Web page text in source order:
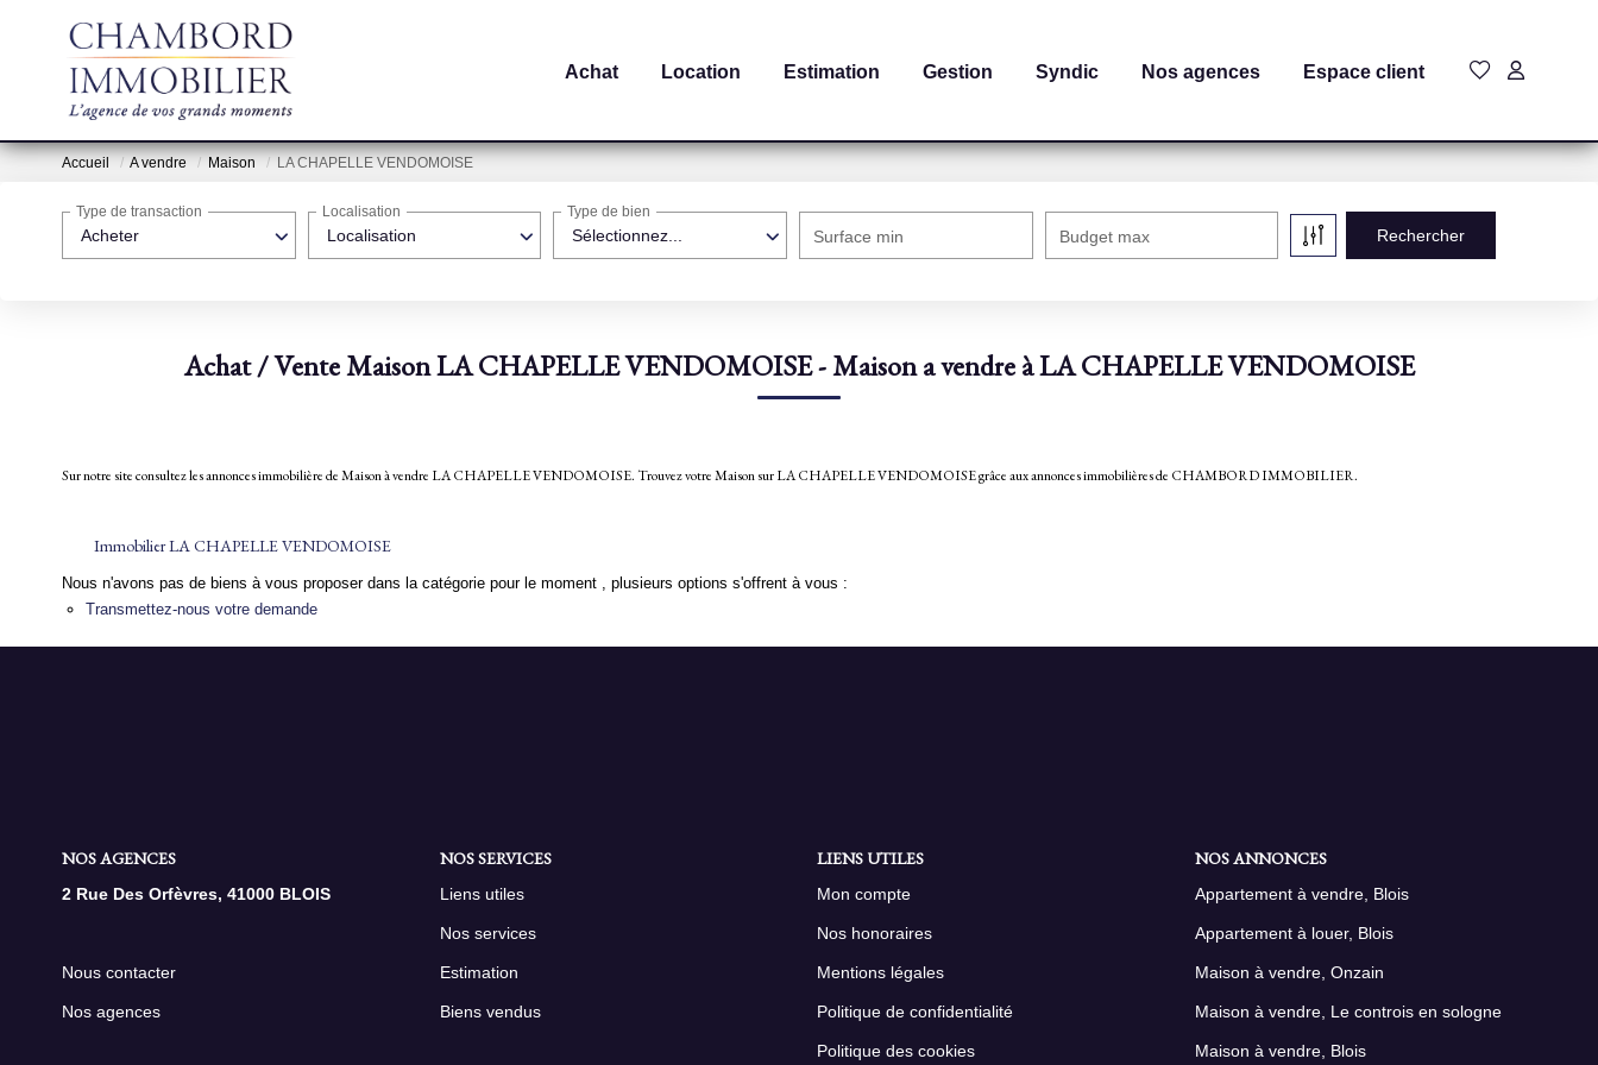
Achat Location Estimation Gestion Syndic Nos agences Espace client
Accueil A vendre Maison LA CHAPELLE VENDOMOISE
Acheter
Type de transaction
Localisation
Localisation
Sélectionnez...
Type de bien
Surface min Budget max
Achat / Vente Maison LA CHAPELLE VENDOMOISE - Maison a vendre à LA CHAPELLE VENDOMOISE
Sur notre site consultez les annonces immobilière de Maison à vendre LA CHAPELLE VENDOMOISE. Trouvez votre Maison sur LA CHAPELLE VENDOMOISE grâce aux annonces immobilières de CHAMBORD IMMOBILIER.
Immobilier LA CHAPELLE VENDOMOISE
Nous n'avons pas de biens à vous proposer dans la catégorie pour le moment , plusieurs options s'offrent à vous :
Transmettez-nous votre demande
NOS AGENCES
2 Rue Des Orfèvres, 41000 BLOIS
Nous contacter
Nos agences
NOS SERVICES
Liens utiles
Nos services
Estimation
Biens vendus
LIENS UTILES
Mon compte
Nos honoraires
Mentions légales
Politique de confidentialité
Politique des cookies
NOS ANNONCES
Appartement à vendre, Blois
Appartement à louer, Blois
Maison à vendre, Onzain
Maison à vendre, Le controis en sologne
Maison à vendre, Blois